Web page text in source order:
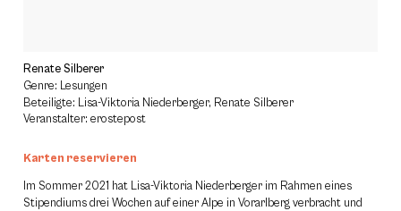
Renate Silberer
Genre: Lesungen
Beteiligte: Lisa-Viktoria Niederberger, Renate Silberer
Veranstalter: erostepost
Karten reservieren
Im Sommer 2021 hat Lisa-Viktoria Niederberger im Rahmen eines
Stipendiums drei Wochen auf einer Alpe in Vorarlberg verbracht und